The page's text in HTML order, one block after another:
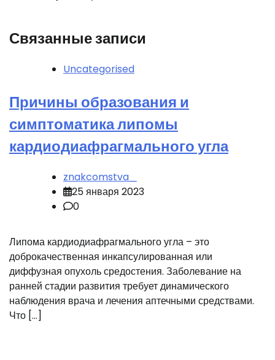
Связанные записи
Uncategorised
Причины образования и
симптоматика липомы
кардиодиафрагмального угла
znakcomstva_
25 января 2023
0
Липома кардиодиафрагмального угла – это
доброкачественная инкапсулированная или
диффузная опухоль средостения. Заболевание на
ранней стадии развития требует динамического
наблюдения врача и лечения аптечными средствами.
Что […]